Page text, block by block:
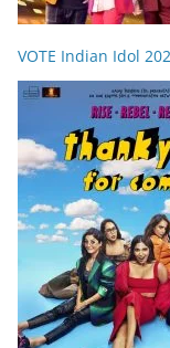
VOTE Indian Idol